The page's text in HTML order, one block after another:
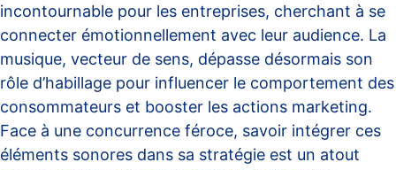
incontournable pour les entreprises, cherchant à se
connecter émotionnellement avec leur audience. La
musique, vecteur de sens, dépasse désormais son
rôle d’habillage pour influencer le comportement des
consommateurs et booster les actions marketing.
Face à une concurrence féroce, savoir intégrer ces
éléments sonores dans sa stratégie est un atout